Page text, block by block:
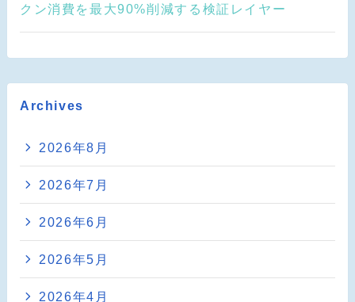
クン消費を最大90%削減する検証レイヤー
Archives
2026年8月
2026年7月
2026年6月
2026年5月
2026年4月